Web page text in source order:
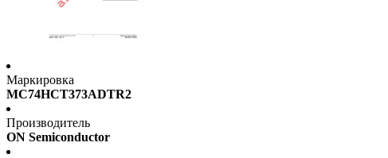
Маркировка
MC74HCT373ADTR2
Производитель
ON Semiconductor